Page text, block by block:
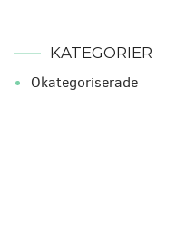
KATEGORIER
Okategoriserade